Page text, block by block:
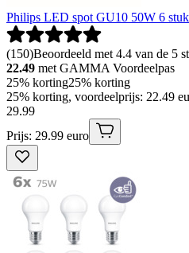
Philips LED spot GU10 50W 6
(150)Beoordeeld met 4.4 van de 5
22.49 met GAMMA Voordeelpas
25% korting25% korting
25% korting, voordeelprijs: 22.49
29.99
Prijs: 29.99 euro